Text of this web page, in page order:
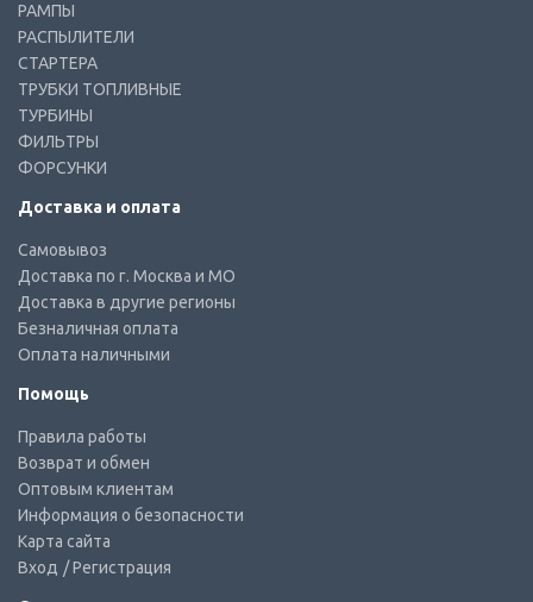
РАМПЫ
РАСПЫЛИТЕЛИ
СТАРТЕРА
ТРУБКИ ТОПЛИВНЫЕ
ТУРБИНЫ
ФИЛЬТРЫ
ФОРСУНКИ
Доставка и оплата
Самовывоз
Доставка по г. Москва и МО
Доставка в другие регионы
Безналичная оплата
Оплата наличными
Помощь
Правила работы
Возврат и обмен
Оптовым клиентам
Информация о безопасности
Карта сайта
Вход / Регистрация